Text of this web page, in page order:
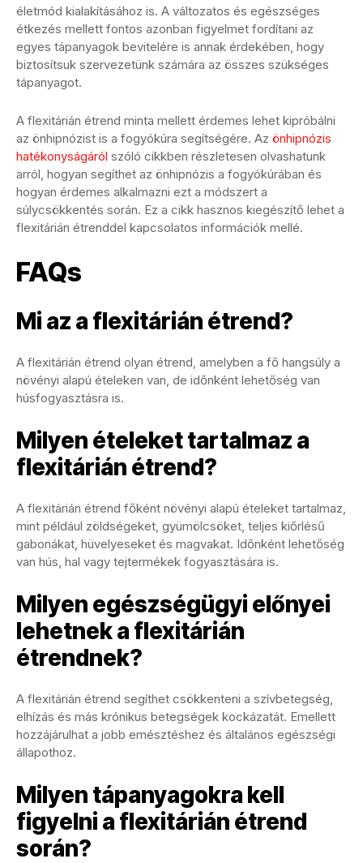
életmód kialakításához is. A változatos és egészséges
étkezés mellett fontos azonban figyelmet fordítani az
egyes tápanyagok bevitelére is annak érdekében, hogy
biztosítsuk szervezetünk számára az összes szükséges
tápanyagot.
A flexitárián étrend minta mellett érdemes lehet kipróbálni
az önhipnózist is a fogyókúra segítségére. Az önhipnózis
hatékonyságáról szóló cikkben részletesen olvashatunk
arról, hogyan segíthet az önhipnózis a fogyókúrában és
hogyan érdemes alkalmazni ezt a módszert a
súlycsökkentés során. Ez a cikk hasznos kiegészítő lehet a
flexitárián étrenddel kapcsolatos információk mellé.
FAQs
Mi az a flexitárián étrend?
A flexitárián étrend olyan étrend, amelyben a fő hangsúly a
növényi alapú ételeken van, de időnként lehetőség van
húsfogyasztásra is.
Milyen ételeket tartalmaz a
flexitárián étrend?
A flexitárián étrend főként növényi alapú ételeket tartalmaz,
mint például zöldségeket, gyümölcsöket, teljes kiőrlésű
gabonákat, hüvelyeseket és magvakat. Időnként lehetőség
van hús, hal vagy tejtermékek fogyasztására is.
Milyen egészségügyi előnyei
lehetnek a flexitárián
étrendnek?
A flexitárián étrend segíthet csökkenteni a szívbetegség,
elhízás és más krónikus betegségek kockázatát. Emellett
hozzájárulhat a jobb emésztéshez és általános egészségi
állapothoz.
Milyen tápanyagokra kell
figyelni a flexitárián étrend
során?